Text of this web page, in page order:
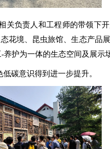
关负责人和工程师的带领下
花境、昆虫旅馆、生态产品
护为一体的生态空间及展示
碳意识得到进一步提升。